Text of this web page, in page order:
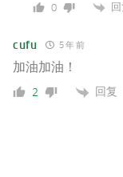
0
cufu 5 年 前
加油加油！
2 回复